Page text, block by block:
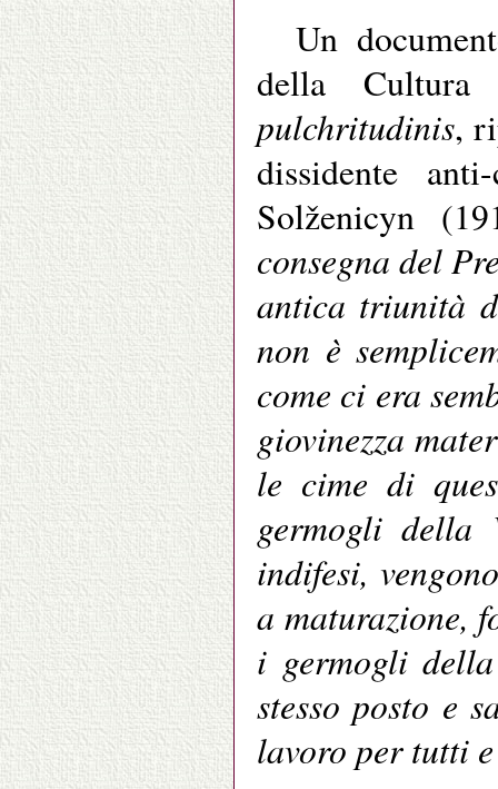
Un
della
pulchritudinis,
dissidente
Solženicyn
consegna del
antica triunità
non è
come ci era
giovinezza
le cime di
germogli della
indifesi,
a maturazione,
i germogli
stesso posto e
lavoro per tutti